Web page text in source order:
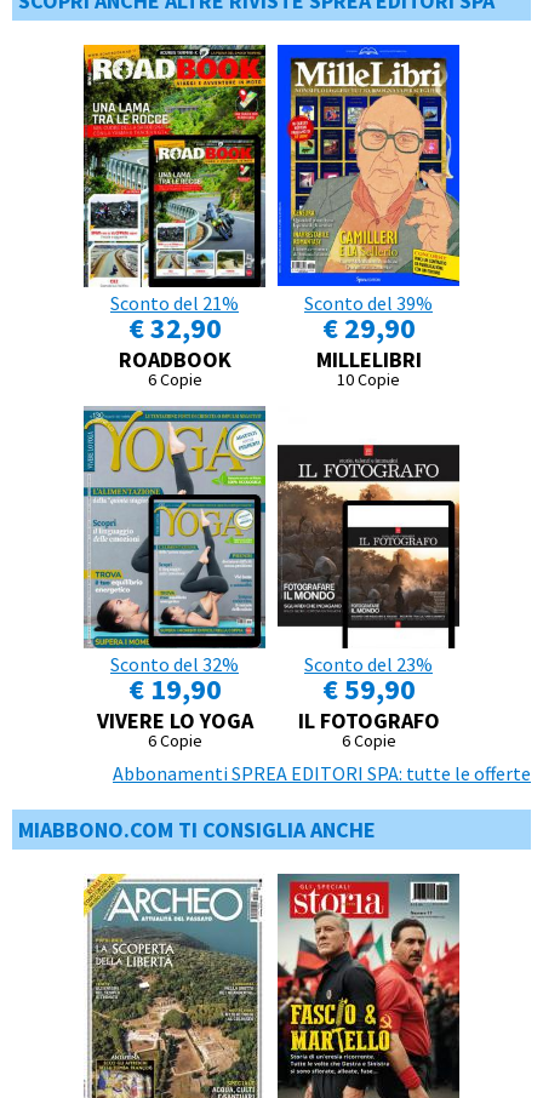
Sconto del 21%
€ 32,90
ROADBOOK
6 Copie
Sconto del 39%
€ 29,90
MILLELIBRI
10 Copie
Sconto del 32%
€ 19,90
VIVERE LO YOGA
6 Copie
Sconto del 23%
€ 59,90
IL FOTOGRAFO
6 Copie
Abbonamenti SPREA EDITORI SPA: tutte le offerte
MIABBONO.COM TI CONSIGLIA ANCHE